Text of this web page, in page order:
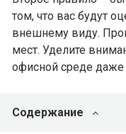
том, что вас будут
внешнему виду.
мест. Уделите
офисной среде даже
Содержание